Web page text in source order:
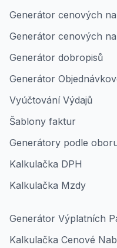
Generátor cenových
Generátor cenových
Generátor dobropisů
Generátor
Vyúčtování Výdajů
Šablony faktur
Generátory podle
Kalkulačka DPH
Kalkulačka Mzdy
Generátor Výplatních
Kalkulačka Cenové